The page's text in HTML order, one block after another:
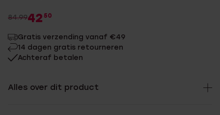
84.9942 50
Gratis verzending vanaf €49
14 dagen gratis retourneren
Achteraf betalen
Alles over dit product